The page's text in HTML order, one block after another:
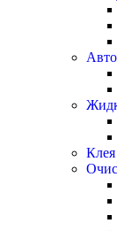
Клея